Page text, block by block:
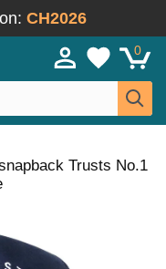
CH2026
0
Trusts No.1